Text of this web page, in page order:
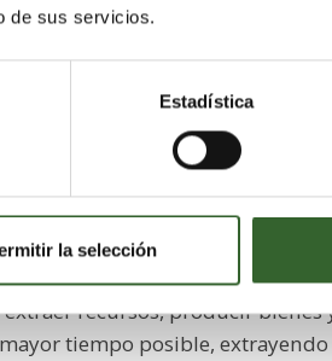
de sus servicios.
Estadística
la selección
de alimentos
economía circular . En lugar de
nuevos usos,
de harina de girasol abarca
explica Mesquita.
recursos, producir bienes
tiempo posible, extrayendo